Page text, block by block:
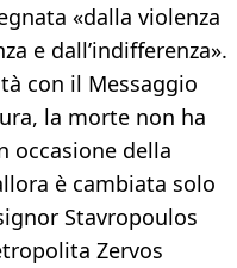
«dalla violenza
e dall’indifferenza».
con il Messaggio
la morte non ha
occasione della
è cambiata solo
Stavropoulos
Zervos